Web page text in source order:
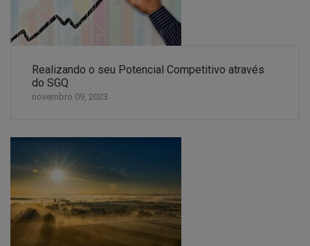
Realizando o seu Potencial Competitivo através
do SGQ
novembro 09, 2023